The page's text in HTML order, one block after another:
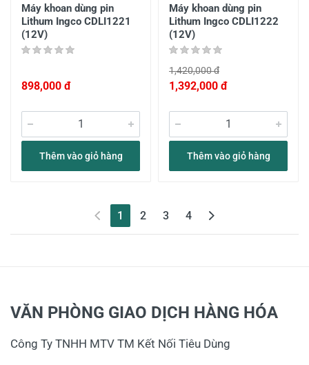
Máy khoan dùng pin
Lithum Ingco CDLI1221
(12V)
898,000 đ
Thêm vào giỏ hàng
Máy khoan dùng pin
Lithum Ingco CDLI1222
(12V)
1,420,000 đ
1,392,000 đ
Thêm vào giỏ hàng
1 (current)
2 3 4
VĂN PHÒNG GIAO DỊCH HÀNG HÓA
Công Ty TNHH MTV TM Kết Nối Tiêu Dùng